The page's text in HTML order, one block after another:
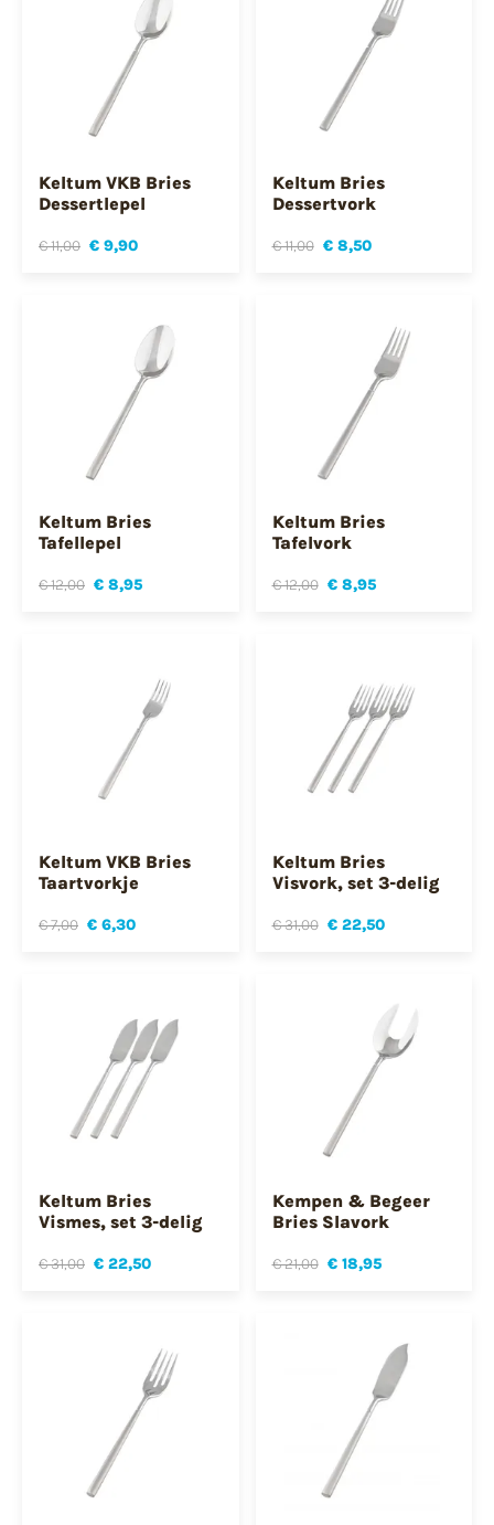
Keltum VKB Bries
Dessertlepel
€ 11,00 € 9,90
Keltum Bries
Dessertvork
€ 11,00 € 8,50
Keltum Bries
Tafellepel
€ 12,00 € 8,95
Keltum Bries
Tafelvork
€ 12,00 € 8,95
Keltum VKB Bries
Taartvorkje
€ 7,00 € 6,30
Keltum Bries
Visvork, set 3-delig
€ 31,00 € 22,50
Keltum Bries
Vismes, set 3-delig
€ 31,00 € 22,50
Kempen & Begeer
Bries Slavork
€ 21,00 € 18,95